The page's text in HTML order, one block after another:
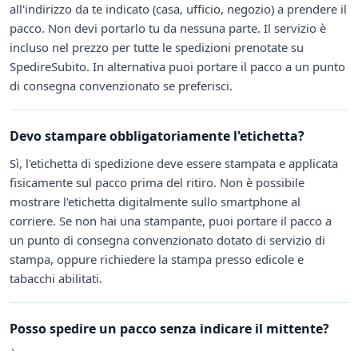
all'indirizzo da te indicato (casa, ufficio, negozio) a prendere il
pacco. Non devi portarlo tu da nessuna parte. Il servizio è
incluso nel prezzo per tutte le spedizioni prenotate su
SpedireSubito. In alternativa puoi portare il pacco a un punto
di consegna convenzionato se preferisci.
Devo stampare obbligatoriamente l'etichetta?
Sì, l'etichetta di spedizione deve essere stampata e applicata
fisicamente sul pacco prima del ritiro. Non è possibile
mostrare l'etichetta digitalmente sullo smartphone al
corriere. Se non hai una stampante, puoi portare il pacco a
un punto di consegna convenzionato dotato di servizio di
stampa, oppure richiedere la stampa presso edicole e
tabacchi abilitati.
Posso spedire un pacco senza indicare il mittente?